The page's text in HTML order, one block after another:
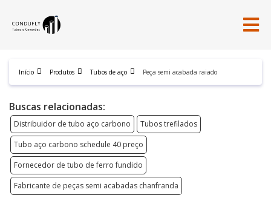
Início Produtos Tubos de aço Peça semi acabada raiado
Buscas relacionadas:
Distribuidor de tubo aço carbono
Tubos trefilados
Tubo aço carbono schedule 40 preço
Fornecedor de tubo de ferro fundido
Fabricante de peças semi acabadas chanfranda